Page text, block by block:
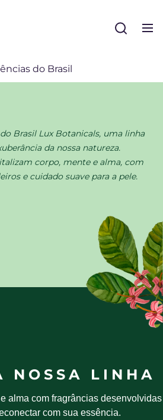
Buscar
do Brasil
Brasil Lux Botanicals, uma linha
da nossa natureza.
corpo, mente e alma, com
e cuidado suave para a pele.
NOSSA LINHA
alma com fragrâncias desenvolvidas
com sua essência.